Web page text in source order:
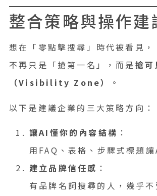
整合策略與操作建
想在「零點擊搜尋」時代被看見，
不再只是「搶第一名」，而是搶可
（Visibility Zone）
。
以下是建議企業的三大策略方向：
讓AI懂你的內容結構 ：
用FAQ、表格、步驟式標題讓
建立品牌信任感 ：
有品牌名詞搜尋的人，幾乎